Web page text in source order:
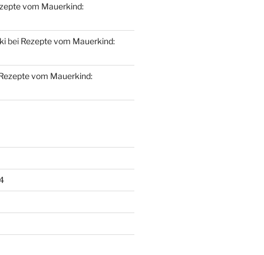
vom Mauerkind:
bei Rezepte vom Mauerkind:
vom Mauerkind: